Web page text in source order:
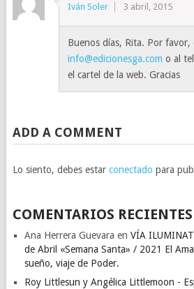
Iván Soler 3 abril, 2015
Buenos días, Rita. Por favor,
info@edicionesga.com o al
el cartel de la web. Gracias
ADD A COMMENT
Lo siento, debes estar conectado para
COMENTARIOS RECIENTES
Ana Herrera Guevara en VÍA
de Abril «Semana Santa» / 2021 El
sueño, viaje de Poder.
Roy Littlesun y Angélica Littlemoon -